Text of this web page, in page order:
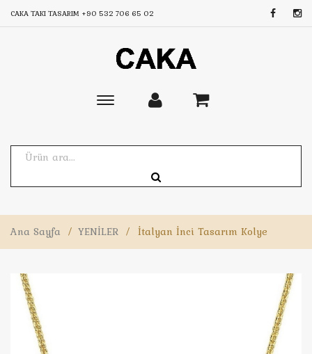
CAKA TAKI TASARIM +90 532 706 65 02
Toggle
Ana Sayfa / YENİLER / İtalyan İnci Tasarım Kolye